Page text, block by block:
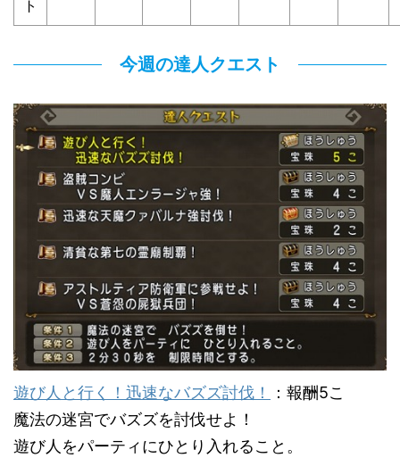
ト
今週の達人クエスト
遊び人と行く！迅速なバズズ討伐！
：報酬5こ
魔法の迷宮でバズズを討伐せよ！
遊び人をパーティにひとり入れること。